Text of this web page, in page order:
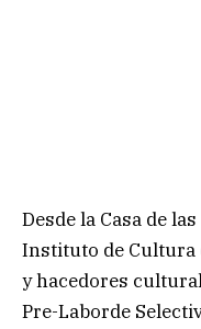
Desde la Casa de
Instituto de Cultura
y hacedores
Pre-Laborde